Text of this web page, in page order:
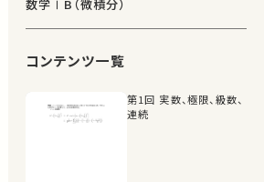
数学ⅠB（微積分）
コンテンツ一覧
第1回 実数、極限、級数、
連続